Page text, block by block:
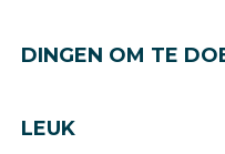
DINGEN OM TE
LEUK
over